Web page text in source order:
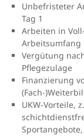
Unbefristeter
Tag 1
Arbeiten in
Arbeitsumfang
Vergütung
Pflegezulage
Finanzierung
(Fach-
UKW-Vorteile,